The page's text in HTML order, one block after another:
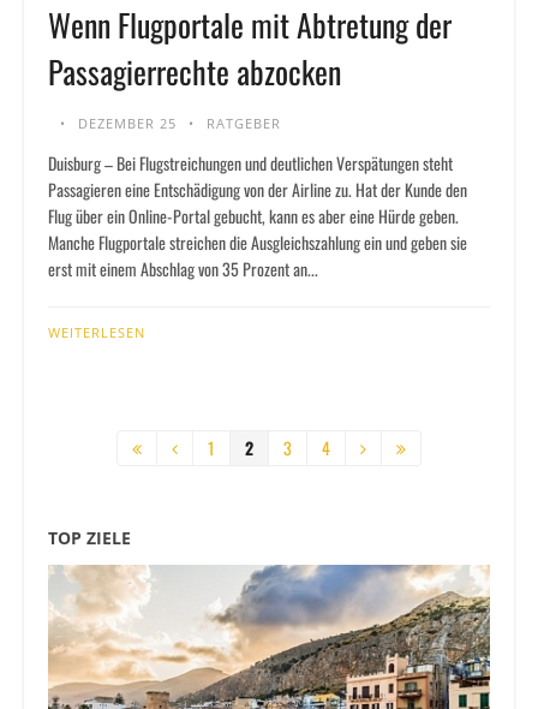
Wenn Flugportale mit Abtretung der
Passagierrechte abzocken
DEZEMBER 25 RATGEBER
Duisburg – Bei Flugstreichungen und deutlichen Verspätungen steht
Passagieren eine Entschädigung von der Airline zu. Hat der Kunde den
Flug über ein Online-Portal gebucht, kann es aber eine Hürde geben.
Manche Flugportale streichen die Ausgleichszahlung ein und geben sie
erst mit einem Abschlag von 35 Prozent an...
WEITERLESEN
1 2 3 4
TOP ZIELE